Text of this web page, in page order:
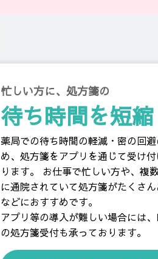
忙しい方に、処方箋の
待ち時間を短縮
薬局での待ち時間の軽減・密の回
め、処方箋をアプリを通じて受け
ります。 お仕事で忙しい方や、複
に通院されていて処方箋がたくさ
などにおすすめです。
アプリ等の導入が難しい場合には
の処方箋受付も承っております。